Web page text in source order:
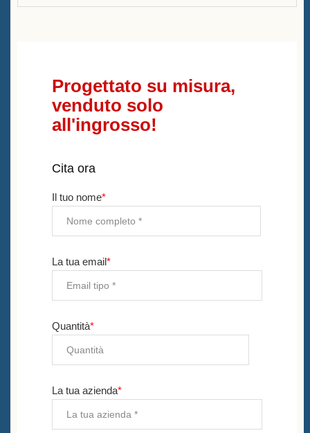
Progettato su misura,
venduto solo
all'ingrosso!
Cita ora
Il tuo nome*
La tua email*
Quantità*
La tua azienda*